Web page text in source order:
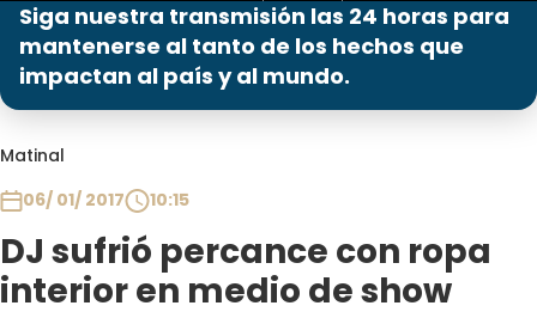
Siga nuestra transmisión las 24 horas para
mantenerse al tanto de los hechos que
impactan al país y al mundo.
Matinal
06/ 01/ 2017
10:15
DJ sufrió percance con ropa
interior en medio de show
Programas
Contigo en Directo
Plan Perfecto
El Tiempo
Sabingo
Todos Los Programas